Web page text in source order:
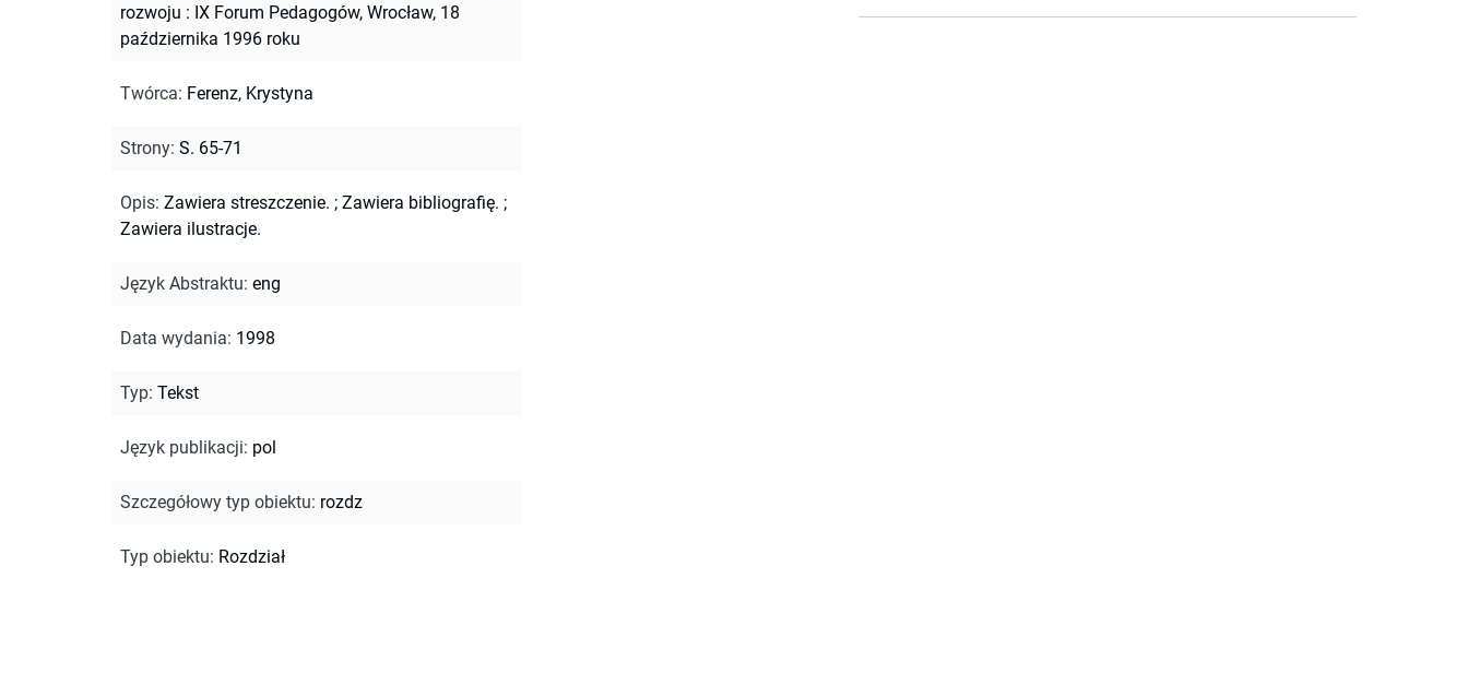
rozwoju : IX Forum Pedagogów, Wrocław, 18
października 1996 roku
Twórca: Ferenz, Krystyna
Strony: S. 65-71
Opis: Zawiera streszczenie. ; Zawiera bibliografię. ;
Zawiera ilustracje.
Język Abstraktu: eng
Data wydania: 1998
Typ: Tekst
Język publikacji: pol
Szczegółowy typ obiektu: rozdz
Typ obiektu: Rozdział